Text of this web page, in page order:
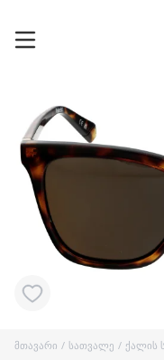
მთავარი / სათვალე / ქალის
სათვალის
ჩარჩოები
მზის
სათვალეები
კონტაქტური